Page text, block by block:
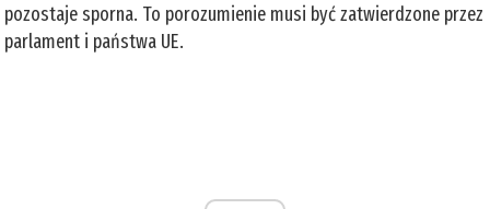
pozostaje sporna. To porozumienie musi być zatwierdzone przez
parlament i państwa UE.